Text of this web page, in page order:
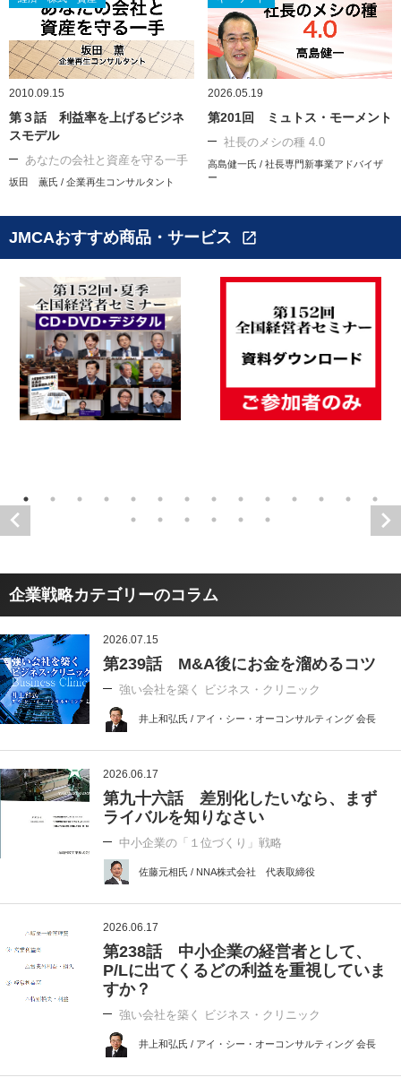
2010.09.15
第３話 利益率を上げるビジネ
スモデル
あなたの会社と資産を守る一手
坂田 薫氏 / 企業再生コンサルタント
2026.05.19
第201回 ミュトス・モーメント
社長のメシの種 4.0
高島健一氏 / 社長専門新事業アドバイザ
ー
JMCAおすすめ商品・サービス open_in_new
企業戦略カテゴリーのコラム
2026.07.15
第239話 M&A後にお金を溜めるコツ
強い会社を築く ビジネス・クリニック
井上和弘氏 / アイ・シー・オーコンサルティング 会長
2026.06.17
第九十六話 差別化したいなら、まず
ライバルを知りなさい
中小企業の「１位づくり」戦略
佐藤元相氏 / NNA株式会社 代表取締役
2026.06.17
第238話 中小企業の経営者として、
P/Lに出てくるどの利益を重視していま
すか？
強い会社を築く ビジネス・クリニック
井上和弘氏 / アイ・シー・オーコンサルティング 会長